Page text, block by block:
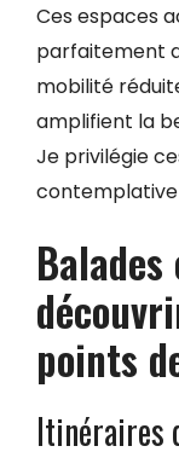
Ces espaces
parfaitement
mobilité
amplifient la
Je privilégie
points
Itinéraires